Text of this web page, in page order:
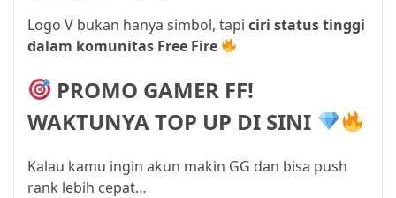
Logo V bukan hanya simbol, tapi ciri status tinggi
dalam komunitas Free Fire
PROMO GAMER FF!
WAKTUNYA TOP UP DI SINI
Kalau kamu ingin akun makin GG dan bisa push
rank lebih cepat…